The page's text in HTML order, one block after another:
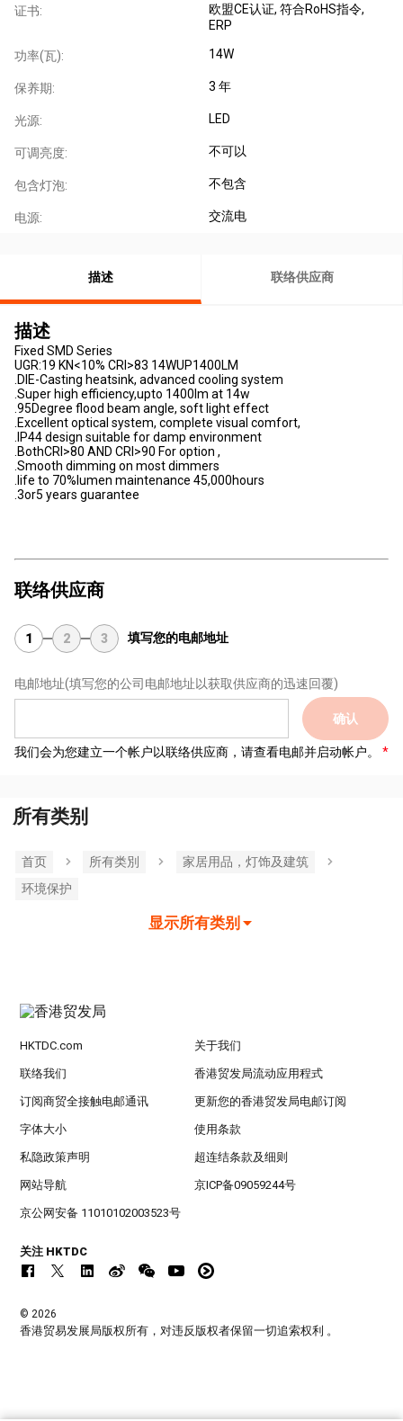
证书: 欧盟CE认证, 符合RoHS指令,
ERP
功率(瓦): 14W
保养期: 3 年
光源: LED
可调亮度: 不可以
包含灯泡: 不包含
电源: 交流电
描述 联络供应商
描述
Fixed SMD Series
UGR:19 KN<10% CRI>83 14WUP1400LM​
.DIE-Casting heatsink, advanced cooling system
.Super high efficiency,upto 1400lm at 14w
.95Degree flood beam angle, soft light effect
.Excellent optical system, complete visual comfort,
.IP44 design suitable for damp environment
.BothCRI>80 AND CRI>90 For option ,
.Smooth dimming on most dimmers
.life to 70%lumen maintenance 45,000hours
.3or5 years guarantee
联络供应商
1 2 3 填写您的电邮地址
电邮地址(填写您的公司电邮地址以获取供应商的迅速回覆)
确认
我们会为您建立一个帐户以联络供应商，请查看电邮并启动帐户。
所有类别
首页 所有类別
家居用品，灯饰及建筑
环境保护
显示所有类别
HKTDC.com 关于我们
联络我们 香港贸发局流动应用程式
订阅商贸全接触电邮通讯 更新您的香港贸发局电邮订阅
字体大小 使用条款
私隐政策声明 超连结条款及细则
网站导航 京ICP备09059244号
京公网安备 11010102003523号
关注 HKTDC
© 2026
香港贸易发展局版权所有，对违反版权者保留一切追索权利 。